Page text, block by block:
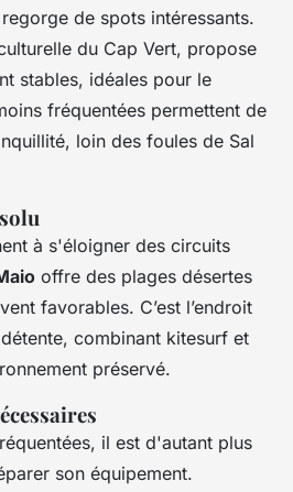
de spots intéressants.
du Cap Vert, propose
stables, idéales pour le
fréquentées permettent de
loin des foules de Sal
à s'éloigner des circuits
offre des plages désertes
favorables. C’est l’endroit
détente, combinant kitesurf et
préservé.
il est d'autant plus
son équipement.